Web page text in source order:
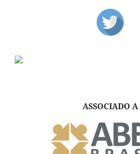
ASSOCIADO A